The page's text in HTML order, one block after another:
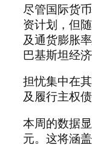
尽管国际货
资计划，但
及通货膨胀
巴基斯坦经
担忧集中在
及履行主权
本周的数据
元。这将涵